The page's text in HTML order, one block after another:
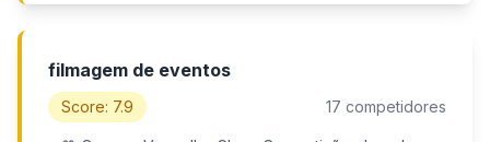
filmagem de eventos
Score: 7.9 17 competidores